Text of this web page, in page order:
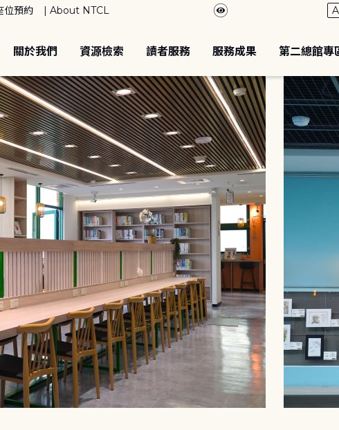
位預約 About NTCL
關於我們 資源檢索 讀者服務 服務成果 第二總館專